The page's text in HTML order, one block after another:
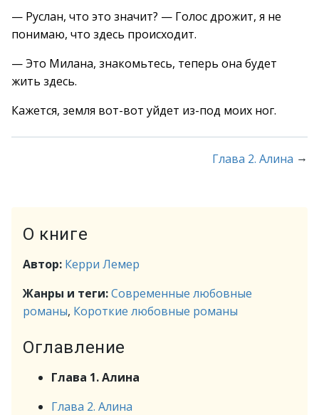
— Руслан, что это значит? — Голос дрожит, я не
понимаю, что здесь происходит.
— Это Милана, знакомьтесь, теперь она будет
жить здесь.
Кажется, земля вот-вот уйдет из-под моих ног.
Глава 2. Алина →
О книге
Автор: Керри Лемер
Жанры и теги:Современные любовные
романы, Короткие любовные романы
Оглавление
Глава 1. Алина
Глава 2. Алина